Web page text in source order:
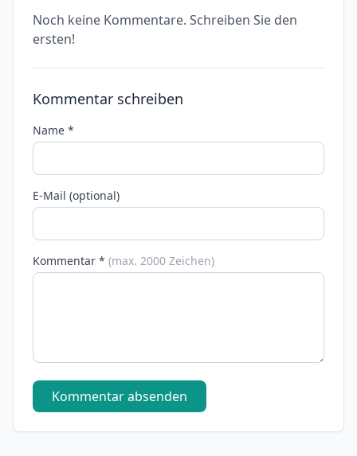
Noch keine Kommentare. Schreiben Sie den
ersten!
Kommentar schreiben
Name *
E-Mail (optional)
Kommentar * (max. 2000 Zeichen)
Kommentar absenden